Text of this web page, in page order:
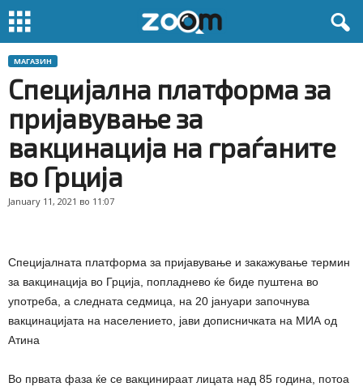
МАГАЗИН
Специјална платформа за
пријавување за
вакцинација на граѓаните
во Грција
January 11, 2021 во 11:07
Специјалната платформа за пријавување и закажување термин
за вакцинација во Грција, попладнево ќе биде пуштена во
употреба, а следната седмица, на 20 јануари започнува
вакцинацијата на населението, јави дописничката на МИА од
Атина
Во првата фаза ќе се вакцинираат лицата над 85 година, потоа